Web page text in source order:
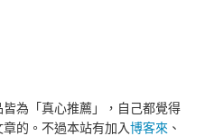
為「真心推薦」，自己都覺得
的。不過本站有加入博客來 、